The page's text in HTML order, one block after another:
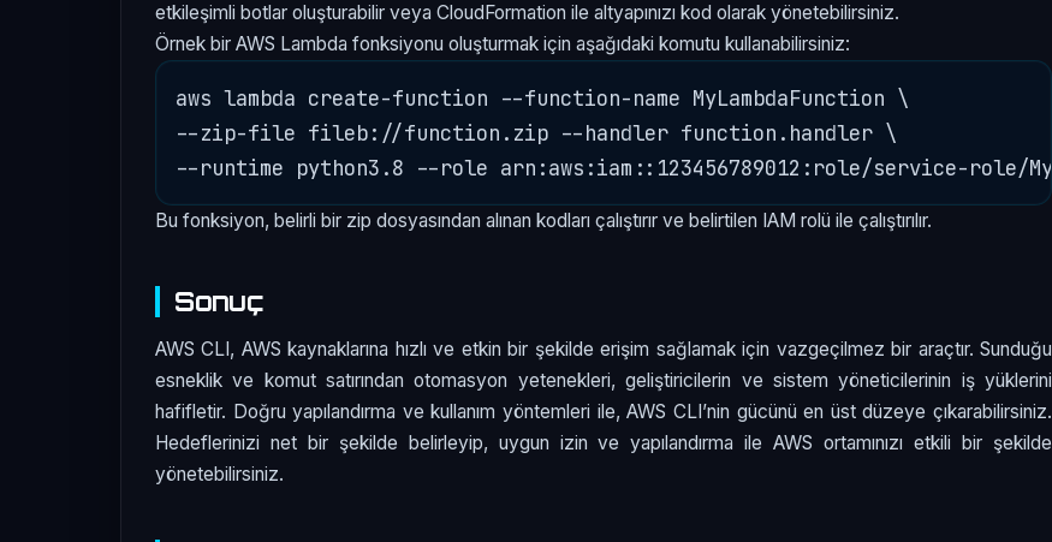
etkileşimli botlar oluşturabilir veya CloudFormation ile altyapınızı kod olarak yönetebilirsiniz.
Örnek bir AWS Lambda fonksiyonu oluşturmak için aşağıdaki komutu kullanabilirsiniz:
aws lambda create-function --function-name MyLambdaFunction \
--zip-file fileb://function.zip --handler function.handler \
Bu fonksiyon, belirli bir zip dosyasından alınan kodları çalıştırır ve belirtilen IAM rolü ile çalıştırılır.
Sonuç
AWS CLI, AWS kaynaklarına hızlı ve etkin bir şekilde erişim sağlamak için vazgeçilmez bir araçtır. Sunduğu
esneklik ve komut satırından otomasyon yetenekleri, geliştiricilerin ve sistem yöneticilerinin iş yüklerini
hafifletir. Doğru yapılandırma ve kullanım yöntemleri ile, AWS CLI’nin gücünü en üst düzeye çıkarabilirsiniz.
Hedeflerinizi net bir şekilde belirleyip, uygun izin ve yapılandırma ile AWS ortamınızı etkili bir şekilde
yönetebilirsiniz.